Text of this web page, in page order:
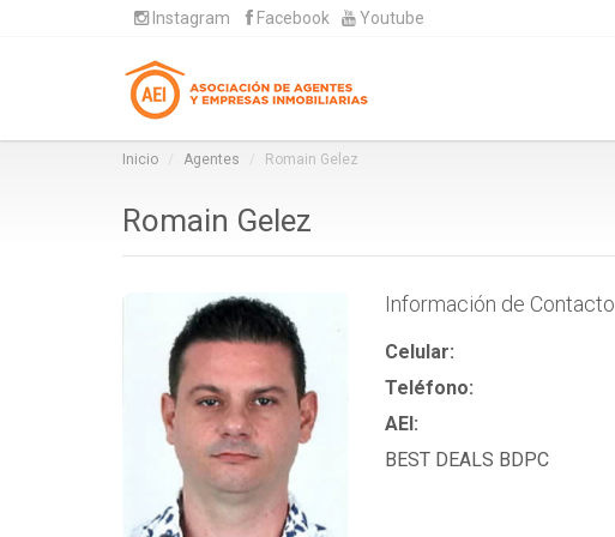
Instagram Facebook Youtube
Inicio Agentes Romain Gelez
Romain Gelez
Información de Contacto
Celular:
Teléfono:
AEI:
BEST DEALS BDPC